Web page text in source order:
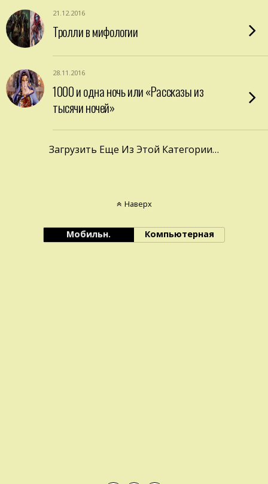
21.12.2016
Тролли в мифологии
28.11.2016
1000 и одна ночь или «Рассказы из
тысячи ночей»
Загрузить Еще Из Этой Категории…
Наверх
Мобильн. Компьютерная